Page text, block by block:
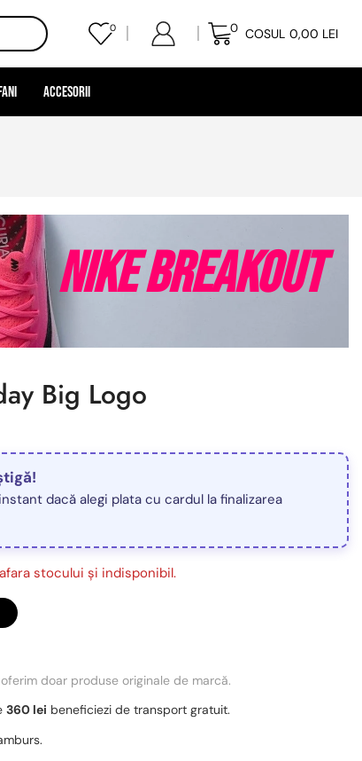
0 0 COSUL 0,00 LEI
Accesorii
Nike Breakout
Big Logo
instant dacă alegi plata cu cardul la finalizarea
stocului și indisponibil.
doar produse originale de marcă.
360 lei beneficiezi de transport gratuit.